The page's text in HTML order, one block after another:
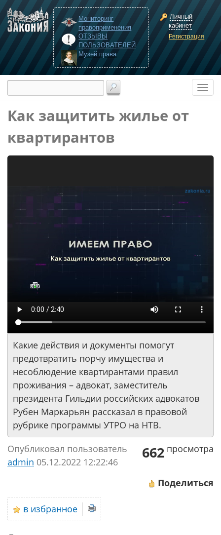
Мониторинг
правоприменения
ОТЗЫВЫ
ПОЛЬЗОВАТЕЛЕЙ
Музей права
Личный
кабинет
Регистрация
Как защитить жилье от
квартирантов
Какие действия и документы помогут
предотвратить порчу имущества и
несоблюдение квартирантами правил
проживания – адвокат, заместитель
президента Гильдии российских адвокатов
Рубен Маркарьян рассказал в правовой
рубрике программы УТРО на НТВ.
662 просмотра
Опубликовал пользователь
аdmin 05.12.2022 12:22:46
Поделиться
в избранное